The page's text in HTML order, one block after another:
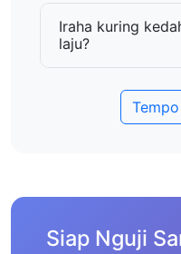
Iraha kuring
laju?
Siap Nguji